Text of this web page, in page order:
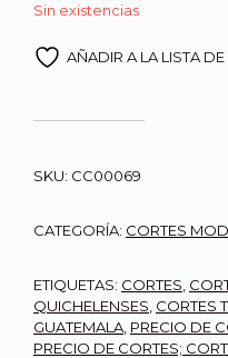
Sin existencias
AÑADIR A LA LISTA
SKU: CC00069
CATEGORÍA: CORTES
ETIQUETAS: CORTES
QUICHELENSES CORTES
GUATEMALA PRECIO DE
PRECIO DE CORTES;